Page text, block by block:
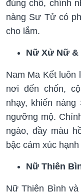
đúng chỗ, chính
nàng Sư Tử có
cho lắm.
Nữ Xử Nữ &
Nam Ma Kết luôn
nơi đến chốn,
nhạy, khiến
ngưỡng mộ.
ngào, đầy màu
bậc cảm xúc hạnh
Nữ Thiên
Nữ Thiên Bình